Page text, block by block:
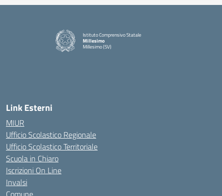
Istituto Comprensivo Statale
Millesimo
Millesimo (SV)
Link Esterni
MIUR
Ufficio Scolastico Regionale
Ufficio Scolastico Territoriale
Scuola in Chiaro
Iscrizioni On Line
Invalsi